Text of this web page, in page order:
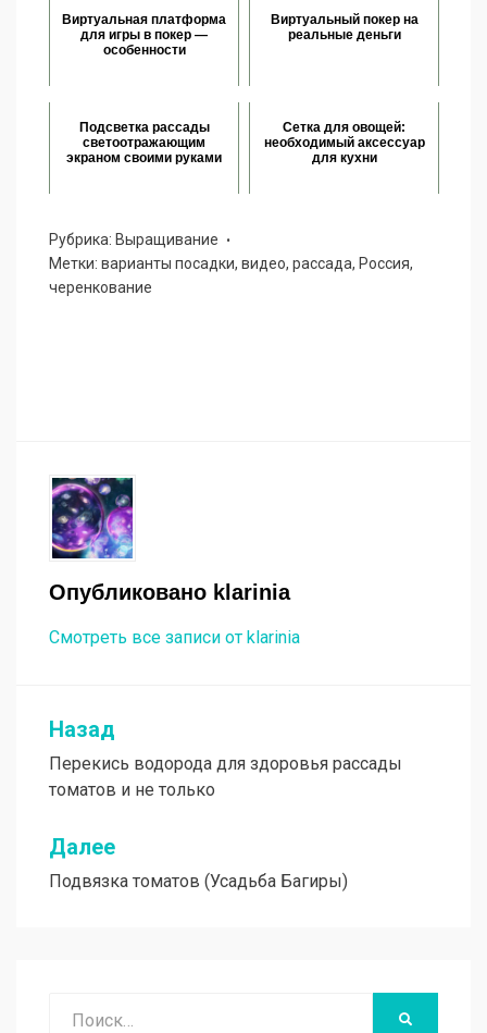
Виртуальная платформа
для игры в покер —
особенности
Виртуальный покер на
реальные деньги
Подсветка рассады
светоотражающим
экраном своими руками
Сетка для овощей:
необходимый аксессуар
для кухни
Рубрика: Выращивание
Метки: варианты посадки, видео, рассада, Россия,
черенкование
Опубликовано klarinia
Смотреть все записи от klarinia
Навигация
по
записям
Назад
Перекись водорода для здоровья рассады
томатов и не только
Далее
Подвязка томатов (Усадьба Багиры)